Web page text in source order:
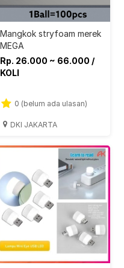
Mangkok stryfoam merek
MEGA
Rp. 26.000 ~ 66.000 /
KOLI
0 (belum ada ulasan)
DKI JAKARTA